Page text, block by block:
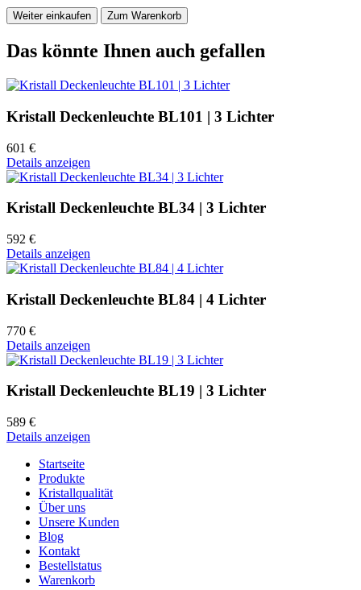
Weiter einkaufen Zum Warenkorb
Das könnte Ihnen auch gefallen
Kristall Deckenleuchte BL101 | 3 Lichter
601 €
Details anzeigen
Kristall Deckenleuchte BL34 | 3 Lichter
592 €
Details anzeigen
Kristall Deckenleuchte BL84 | 4 Lichter
770 €
Details anzeigen
Kristall Deckenleuchte BL19 | 3 Lichter
589 €
Details anzeigen
Startseite
Produkte
Kristallqualität
Über uns
Unsere Kunden
Blog
Kontakt
Bestellstatus
Warenkorb